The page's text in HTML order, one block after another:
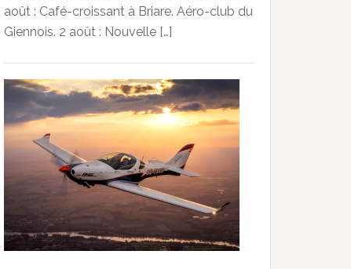
août : Café-croissant à Briare. Aéro-club du
Giennois. 2 août : Nouvelle […]